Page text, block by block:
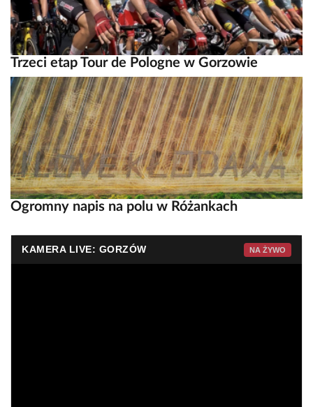
Trzeci etap Tour de Pologne w Gorzowie
Ogromny napis na polu w Różankach
KAMERA LIVE: GORZÓW NA ŻYWO